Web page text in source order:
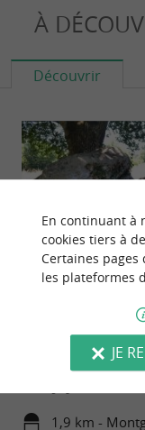
À
Découvrir
Dolmen de la Pierre
Le Dolmen de la
mégalithique
1,9 km -
En continuant à
cookies tiers à
Certaines
les plateformes
JE